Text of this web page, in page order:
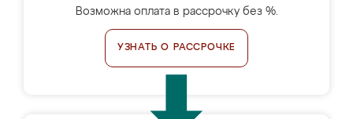
Возможна оплата в рассрочку без %.
УЗНАТЬ О РАССРОЧКЕ